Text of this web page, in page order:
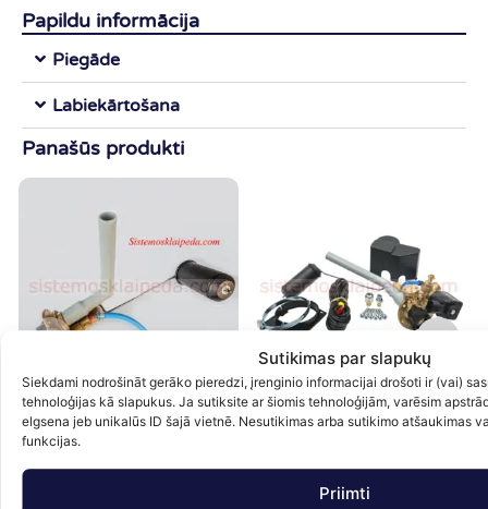
Sutikimas par slapukų
Siekdami nodrošināt gerāko pieredzi, įrenginio informacijai drošoti ir (vai)
tehnoloģijas kā slapukus. Ja sutiksite ar šiomis tehnoloģijām, varēsim
elgsena jeb unikalūs ID šajā vietnē. Nesutikimas arba sutikimo atšaukimas
funkcijas.
Priimti
Papildu informācija
Piegāde
Labiekārtošana
Panašūs produkti
Daudznesējs TOMASETTO
(iekšējais) 180/30, 200/30,
220/30, 250/30
Daudzfunkcionālais putekļu sūcējs